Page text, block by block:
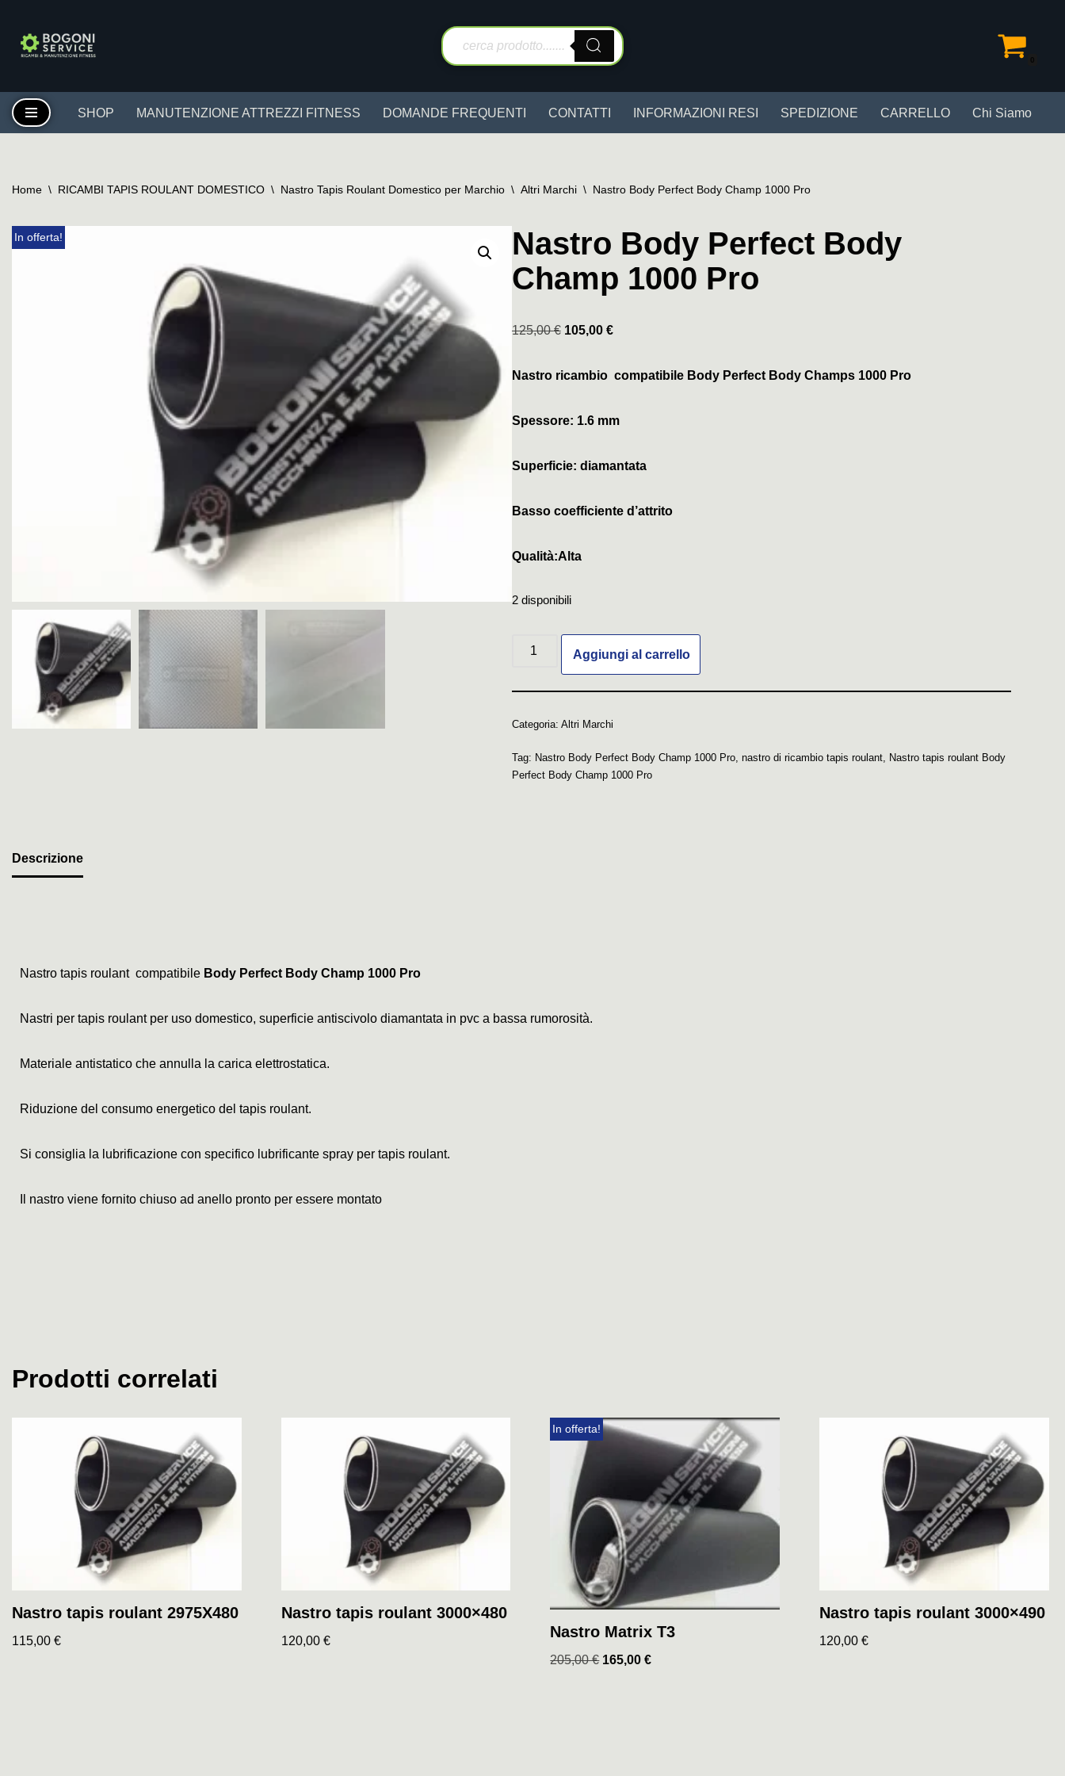
Vai
SHOP MANUTENZIONE ATTREZZI FITNESS DOMANDE FREQUENTI CONTATTI INFORMAZIONI RESI SPEDIZIONE CARRELLO Chi Siamo
Home \ RICAMBI TAPIS ROULANT DOMESTICO \ Nastro Tapis Roulant Domestico per Marchio \ Altri Marchi \ Nastro Body Perfect Body Champ 1000 Pro
In offerta!
Nastro Body Perfect Body
Champ 1000 Pro
125,00€ 105,00 €
Nastro ricambio compatibile Body Perfect Body Champs 1000 Pro
Spessore: 1.6 mm
Superficie: diamantata
Basso coefficiente d’attrito
Qualità:Alta
2 disponibili
Aggiungi al carrello
Categoria: Altri Marchi
Tag: Nastro Body Perfect Body Champ 1000 Pro, nastro di ricambio tapis roulant, Nastro tapis roulant Body
Perfect Body Champ 1000 Pro
Descrizione
Nastro tapis roulant compatibile Body Perfect Body Champ 1000 Pro
Nastri per tapis roulant per uso domestico, superficie antiscivolo diamantata in pvc a bassa rumorosità.
Materiale antistatico che annulla la carica elettrostatica.
Riduzione del consumo energetico del tapis roulant.
Si consiglia la lubrificazione con specifico lubrificante spray per tapis roulant.
Il nastro viene fornito chiuso ad anello pronto per essere montato
Prodotti correlati
Nastro tapis roulant 2975X480
115,00 €
Nastro tapis roulant 3000×480
120,00 €
In offerta!
Nastro Matrix T3
205,00€ 165,00€
Nastro tapis roulant 3000×490
120,00 €